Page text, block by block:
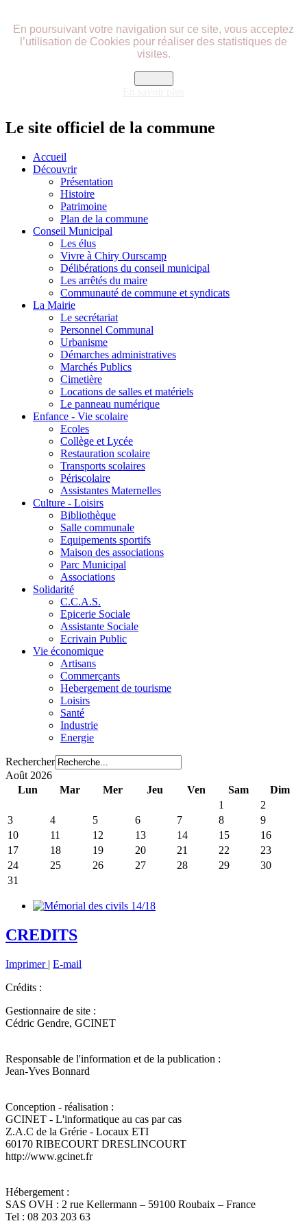
En poursuivant votre navigation sur ce site, vous acceptez
l’utilisation de Cookies pour réaliser des statistiques de
visites.
Le site officiel de la commune
Accueil
Découvrir
Présentation
Histoire
Patrimoine
Plan de la commune
Conseil Municipal
Les élus
Vivre à Chiry Ourscamp
Délibérations du conseil municipal
Les arrêtés du maire
Communauté de commune et syndicats
La Mairie
Le secrétariat
Personnel Communal
Urbanisme
Démarches administratives
Marchés Publics
Cimetière
Locations de salles et matériels
Le panneau numérique
Enfance - Vie scolaire
Ecoles
Collège et Lycée
Restauration scolaire
Transports scolaires
Périscolaire
Assistantes Maternelles
Culture - Loisirs
Bibliothèque
Salle communale
Equipements sportifs
Maison des associations
Parc Municipal
Associations
Solidarité
C.C.A.S.
Epicerie Sociale
Assistante Sociale
Ecrivain Public
Vie économique
Artisans
Commerçants
Hebergement de tourisme
Loisirs
Santé
Industrie
Energie
Rechercher
Août 2026
Lun
Mar Mer Jeu Ven Sam
Dim
1
2
3
4 5 6 7 8
9
10
11 12 13 14 15
16
17
18 19 20 21 22
23
24
25 26 27 28 29
30
31
CREDITS
Imprimer | E-mail
Crédits :
Gestionnaire de site :
Cédric Gendre, GCINET
Responsable de l'information et de la publication :
Jean-Yves Bonnard
Conception - réalisation :
GCINET - L'informatique au cas par cas
Z.A.C de la Grérie - Locaux ETI
60170 RIBECOURT DRESLINCOURT
http://www.gcinet.fr
Hébergement :
SAS OVH : 2 rue Kellermann – 59100 Roubaix – France
Tel : 08 203 203 63